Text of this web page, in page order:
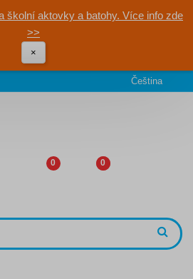
školní aktovky a batohy. Více info zde
>>
×
Čeština
0 0